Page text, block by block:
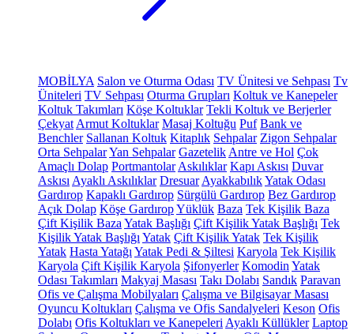
MOBİLYA Salon ve Oturma Odası TV Ünitesi ve Sehpası Tv
Üniteleri TV Sehpası Oturma Grupları Koltuk ve Kanepeler
Koltuk Takımları Köşe Koltuklar Tekli Koltuk ve Berjerler
Çekyat Armut Koltuklar Masaj Koltuğu Puf Bank ve
Benchler Sallanan Koltuk Kitaplık Sehpalar Zigon Sehpalar
Orta SehpalarYan Sehpalar Gazetelik Antre ve Hol Çok
Amaçlı Dolap Portmantolar Askılıklar Kapı Askısı Duvar
Askısı Ayaklı Askılıklar Dresuar AyakkabılıkYatak Odası
Gardırop Kapaklı Gardırop Sürgülü Gardırop Bez Gardırop
Açık Dolap Köşe GardıropYüklük Baza Tek Kişilik Baza
Çift Kişilik Baza Yatak Başlığı Çift Kişilik Yatak Başlığı Tek
Kişilik Yatak Başlığı Yatak Çift Kişilik Yatak Tek Kişilik
Yatak Hasta Yatağı Yatak Pedi & Şiltesi Karyola Tek Kişilik
Karyola Çift Kişilik Karyola Şifonyerler Komodin Yatak
Odası Takımları Makyaj Masası Takı Dolabı Sandık Paravan
Ofis ve Çalışma Mobilyaları Çalışma ve Bilgisayar Masası
Oyuncu Koltukları Çalışma ve Ofis Sandalyeleri Keson Ofis
Dolabı Ofis Koltukları ve Kanepeleri Ayaklı Küllükler Laptop